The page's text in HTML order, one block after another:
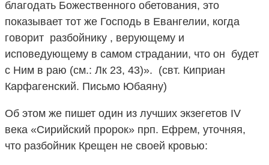
благодать Божественного обетования, это
показывает тот же Господь в Евангелии, когда
говорит разбойнику , верующему и
исповедующему в самом страдании, что он будет
с Ним в раю (см.: Лк 23, 43)». (свт. Киприан
Карфагенский. Письмо Юбаяну)
Об этом же пишет один из лучших экзегетов IV
века «Сирийский пророк» прп. Ефрем, уточняя,
что разбойник Крещен не своей кровью: